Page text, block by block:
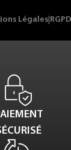
Légales RGPD